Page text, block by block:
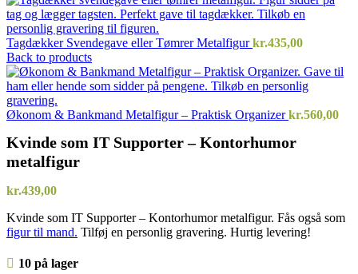
Tagdækker Svendegave eller Tømrer Metalfigurkr.435,00
Back to products
Økonom & Bankmand Metalfigur – Praktisk Organizerkr.560,00
Kvinde som IT Supporter – Kontorhumor
metalfigur
kr.439,00
Kvinde som IT Supporter – Kontorhumor metalfigur. Fås også som
figur til mand. Tilføj en personlig gravering. Hurtig levering!
10 på lager